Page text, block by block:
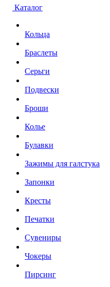
Каталог
Кольца
Браслеты
Серьги
Подвески
Броши
Колье
Булавки
Зажимы для галстука
Запонки
Кресты
Печатки
Сувениры
Чокеры
Пирсинг